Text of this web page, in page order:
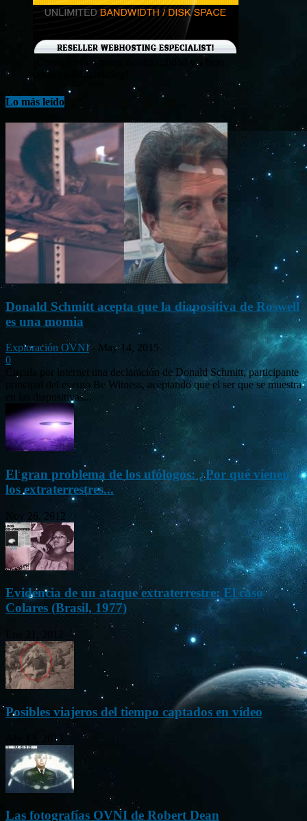
¡Consigue tu hosting de alta calidad y a bajo
costo en Banahosting!
Lo más leído
Donald Schmitt acepta que la diapositiva de Roswell
es una momia
Exploración OVNI - May 14, 2015
0
Circula por internet una declaración de Donald Schmitt, participante
principal del evento Be Witness, aceptando que el ser que se muestra
en las diapositivas...
El gran problema de los ufólogos: ¿Por qué vienen
los extraterrestres...
Nov 26, 2012
Evidencia de un ataque extraterrestre: El caso
Colares (Brasil, 1977)
Posibles viajeros del tiempo captados en vídeo
Abr 13, 2013
Las fotografías OVNI de Robert Dean